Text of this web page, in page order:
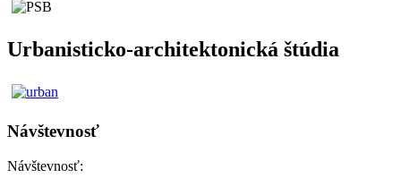
Urbanisticko-architektonická štúdia
Návštevnosť
Návštevnosť: